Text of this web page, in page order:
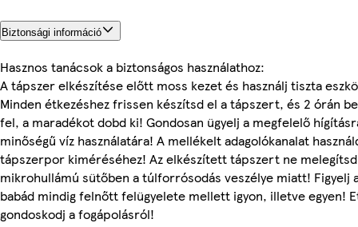
Biztonsági információ
Hasznos tanácsok a biztonságos használathoz:
A tápszer elkészítése előtt moss kezet és használj tiszta
Minden étkezéshez frissen készítsd el a tápszert, és 2 órán
fel, a maradékot dobd ki! Gondosan ügyelj a megfelelő
minőségű víz használatára! A mellékelt adagolókanalat
tápszerpor kiméréséhez! Az elkészített tápszert ne melegítsd
mikrohullámú sütőben a túlforrósodás veszélye miatt! Figyelj
babád mindig felnőtt felügyelete mellett igyon, illetve egyen!
gondoskodj a fogápolásról!